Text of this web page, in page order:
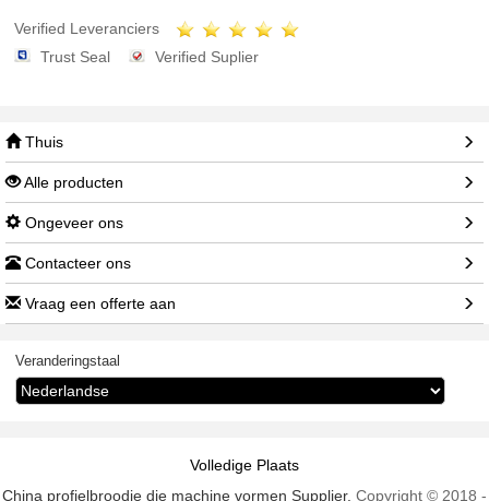
Verified Leveranciers
Trust Seal
Verified Suplier
Thuis
Alle producten
Ongeveer ons
Contacteer ons
Vraag een offerte aan
Veranderingstaal
Volledige Plaats
China profielbroodje die machine vormen Supplier. Copyright © 2018 -